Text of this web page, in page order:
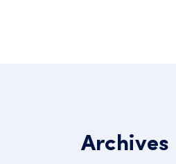
Archives